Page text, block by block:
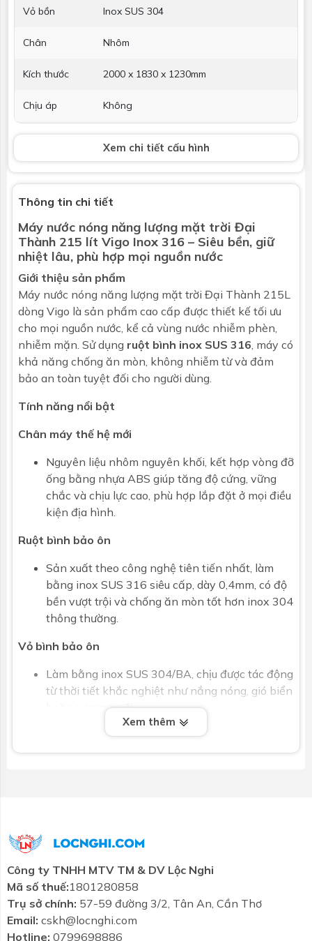
Vỏ bồn Inox SUS 304
Chân Nhôm
Kích thước 2000 x 1830 x 1230mm
Chịu áp Không
Hỗ trợ điện Không
chống ăn
mòn
Bảo hành 5 năm
Thu nhiệt
Loại
Ống thủy tinh chân không 3 lớp: - Lớp
truyền nhiệt - Lớp hấp thụ nhiệt - Lớp
phản quang
Chiều dài 1800mm
Đường kính 58mm
Số ống 21
Xem chi tiết cấu hình
Thông tin chi tiết
Máy nước nóng năng lượng mặt trời Đại
Thành 215 lít Vigo Inox 316 – Siêu bền, giữ
nhiệt lâu, phù hợp mọi nguồn nước
Giới thiệu sản phẩm
Máy nước nóng năng lượng mặt trời Đại Thành 215L
dòng Vigo là sản phẩm cao cấp được thiết kế tối ưu
cho mọi nguồn nước, kể cả vùng nước nhiễm phèn,
nhiễm mặn. Sử dụng ruột bình inox SUS 316 , máy có
khả năng chống ăn mòn, không nhiễm từ và đảm
bảo an toàn tuyệt đối cho người dùng.
Tính năng nổi bật
Chân máy thế hệ mới
Nguyên liệu nhôm nguyên khối, kết hợp vòng đỡ
ống bằng nhựa ABS giúp tăng độ cứng, vững
chắc và chịu lực cao, phù hợp lắp đặt ở mọi điều
kiện địa hình.
Ruột bình bảo ôn
Sản xuất theo công nghệ tiên tiến nhất, làm
bằng inox SUS 316 siêu cấp, dày 0,4mm, có độ
bền vượt trội và chống ăn mòn tốt hơn inox 304
thông thường.
Vỏ bình bảo ôn
Làm bằng inox SUS 304/BA, chịu được tác động
từ thời tiết khắc nghiệt như nắng nóng, gió biển
hoặc sương muối.
Lớp bảo ôn cao cấp
Công nghệ ống chân không tiên tiến
Hệ thống ống thu nhiệt ∅58 dài 1800mm sản xuất
theo công nghệ Đức với 5 lớp đặc biệt:
Lớp thủy tinh trong suốt: Giúp ánh sáng mặt
trời đi qua dễ dàng.
Xem thêm
Công ty TNHH MTV TM & DV Lộc Nghi
Mã số thuế:1801280858
Trụ sở chính: 57-59 đường 3/2, Tân An, Cần Thơ
Email: cskh@locnghi.com
Hotline: 0799698886